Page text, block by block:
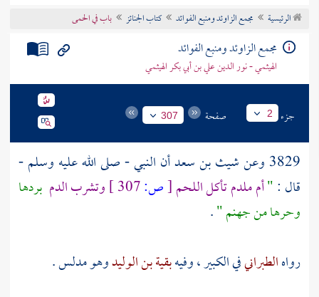
تراجم الأعلام
الرئيسية مجمع الزاوئد ومنبع الفوائد كتاب الجنائز باب في الحمى
مجمع الزاوئد ومنبع الفوائد
الهيثمي - نور الدين علي بن أبي بكر الهيثمي
جزء 2 صفحة 307
3829 وعن شيث بن سعدأن النبي - صلى الله عليه وسلم -
قال :"أم ملدم تأكل اللحم[ص: وتشرب الدم بردها
وحرها من جهنم ".
رواهالطبرانيفي الكبير ، وفيهبقية بن الوليدوهو مدلس .